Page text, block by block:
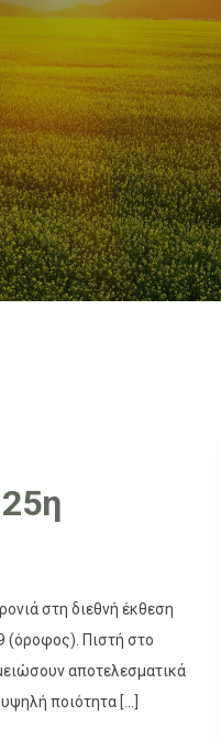
στη διεθνή έκθεση
(όροφος). Πιστή στο
αποτελεσματικά
ποιότητα […]